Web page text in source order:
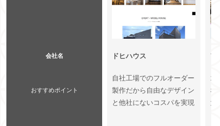
会社名 ドヒハウス ア
おすすめポイント
自社工場でのフルオーダー
製作だから自由なデザイン
と他社にないコスパを実現
な
大